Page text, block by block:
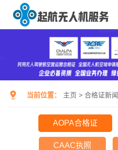
当前位置： 主页 > 合格证新闻
AOPA合格证
CAAC执照